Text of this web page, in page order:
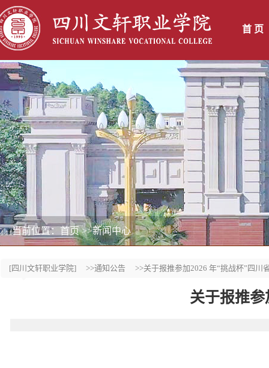
[四川文轩职业学院] >>通知公告 >>关于报推参加2026 年“挑战杯”四川
关于报推
当前位置：首页>>新闻中心
首 页